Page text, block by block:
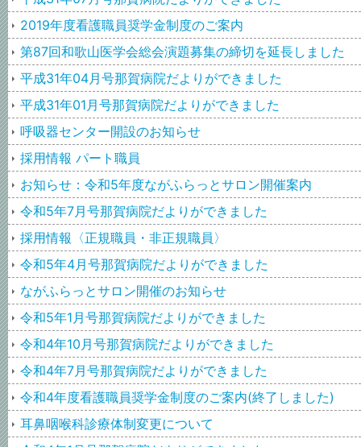
2019年度看護職員奨学金制度のご案内
第87回和歌山医学会総会演題募集の締切を延長しました
平成31年04月号那賀病院だよりができました
平成31年01月号那賀病院だよりができました
呼吸器センター開設のお知らせ
採用情報 パート職員
お知らせ：令和5年度ながふらっとサロン開催案内
令和5年7月号那賀病院だよりができました
採用情報〈正規職員・非正規職員〉
令和5年4月号那賀病院だよりができました
ながふらっとサロン開催のお知らせ
令和5年1月号那賀病院だよりができました
令和4年10月号那賀病院だよりができました
令和4年7月号那賀病院だよりができました
令和4年度看護職員奨学金制度のご案内(終了しました)
耳鼻咽喉科診療体制変更について